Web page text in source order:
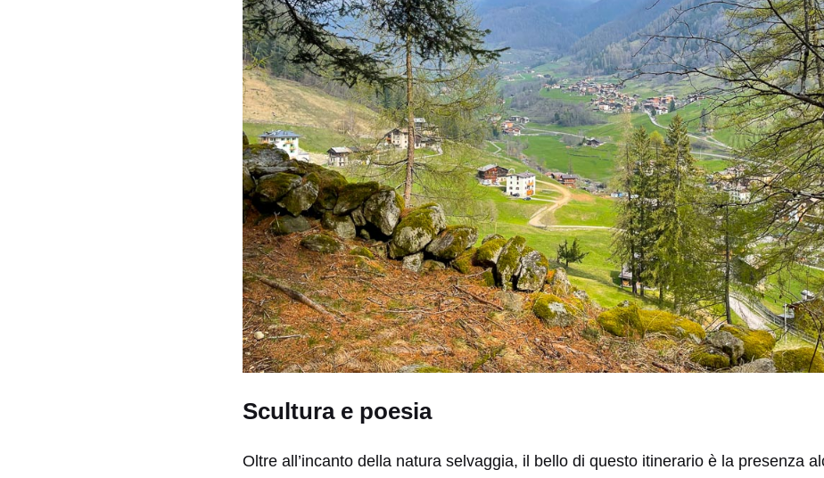
Scultura e poesia
Oltre all’incanto della natura selvaggia, il bello di questo itinerario è la presenza